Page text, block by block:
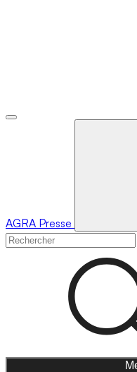
AGRA Presse